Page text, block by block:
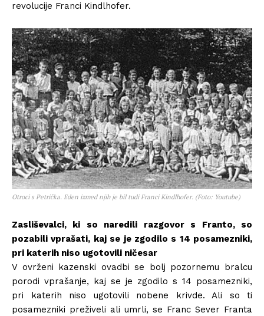
revolucije Franci Kindlhofer.
Otroci s Petrička. Eden izmed njih je bil tudi Franci Kindlhofer. (Foto: Youtube)
Zasliševalci, ki so naredili razgovor s Franto, so
pozabili vprašati, kaj se je zgodilo s 14 posamezniki,
pri katerih niso ugotovili ničesar
V ovrženi kazenski ovadbi se bolj pozornemu bralcu
porodi vprašanje, kaj se je zgodilo s 14 posamezniki,
pri katerih niso ugotovili nobene krivde. Ali so ti
posamezniki preživeli ali umrli, se Franc Sever Franta